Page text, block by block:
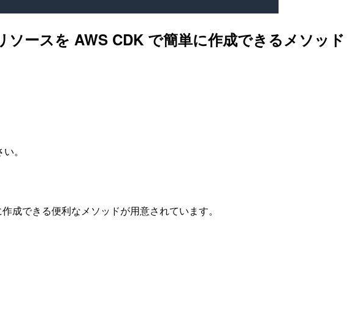
ースを AWS CDK で簡単に作成できるメソッド
。
成できる便利なメソッドが用意されています。